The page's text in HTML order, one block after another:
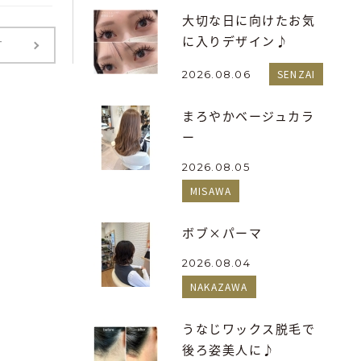
大切な日に向けたお気
に入りデザイン♪
2026.08.06 SENZAI
まろやかベージュカラ
ー
2026.08.05
MISAWA
ボブ×パーマ
2026.08.04
NAKAZAWA
うなじワックス脱毛で
後ろ姿美人に♪